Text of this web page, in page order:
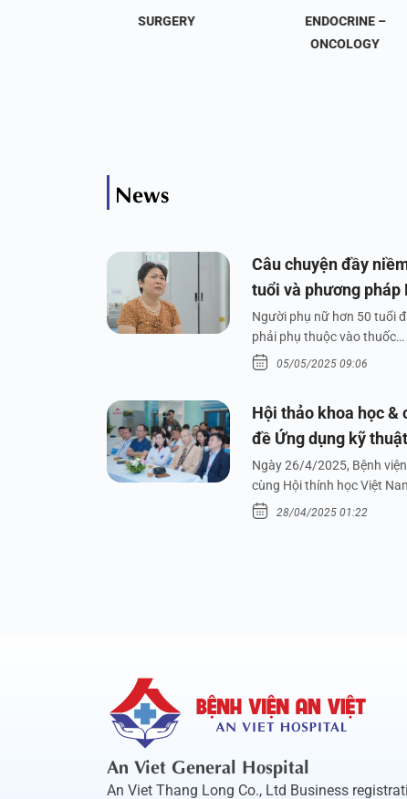
SURGERY
ENDOCRINE –
ONCOLOGY
News
Câu chuyện đầy
tuổi và phương pháp
Người phụ nữ hơn 50 tuổi
phải phụ thuộc vào thuốc…
05/05/2025 09:06
Hội thảo khoa học &
đề Ứng dụng kỹ
dưới nước
Ngày 26/4/2025, Bệnh
cùng Hội thính học Việt
28/04/2025 01:22
An Viet General Hospital
An Viet Thang Long Co., Ltd Business